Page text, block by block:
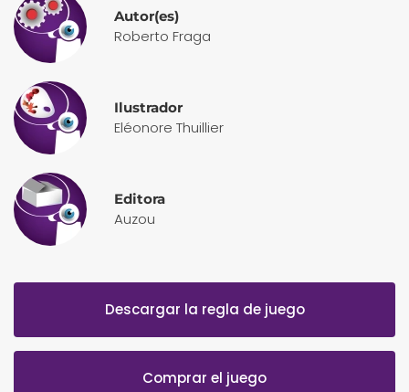
Autor(es)
Roberto Fraga
Ilustrador
Eléonore Thuillier
Editora
Auzou
Descargar la regla de juego
Comprar el juego